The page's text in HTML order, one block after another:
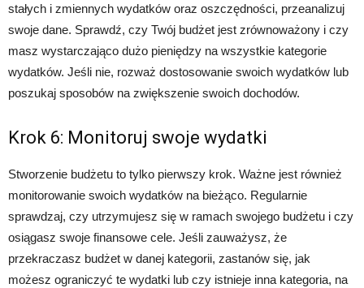
stałych i zmiennych wydatków oraz oszczędności, przeanalizuj
swoje dane. Sprawdź, czy Twój budżet jest zrównoważony i czy
masz wystarczająco dużo pieniędzy na wszystkie kategorie
wydatków. Jeśli nie, rozważ dostosowanie swoich wydatków lub
poszukaj sposobów na zwiększenie swoich dochodów.
Krok 6: Monitoruj swoje wydatki
Stworzenie budżetu to tylko pierwszy krok. Ważne jest również
monitorowanie swoich wydatków na bieżąco. Regularnie
sprawdzaj, czy utrzymujesz się w ramach swojego budżetu i czy
osiągasz swoje finansowe cele. Jeśli zauważysz, że
przekraczasz budżet w danej kategorii, zastanów się, jak
możesz ograniczyć te wydatki lub czy istnieje inna kategoria, na